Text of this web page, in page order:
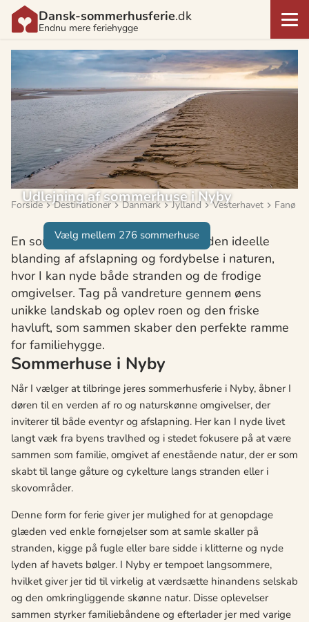
Dansk-sommerhusferie.dk
Endnu mere feriehygge
Udlejning af sommerhuse i Nyby
Vælg mellem 276 sommerhuse
Forside Destinationer Danmark Jylland Vesterhavet Fanø
En sommerhusferie i Nyby tilbyder den ideelle
blanding af afslapning og fordybelse i naturen,
hvor I kan nyde både stranden og de frodige
omgivelser. Tag på vandreture gennem øens
unikke landskab og oplev roen og den friske
havluft, som sammen skaber den perfekte ramme
for familiehygge.
Sommerhuse i Nyby
Når I vælger at tilbringe jeres sommerhusferie i Nyby, åbner I
døren til en verden af ro og naturskønne omgivelser, der
inviterer til både eventyr og afslapning. Her kan I nyde livet
langt væk fra byens travlhed og i stedet fokusere på at være
sammen som familie, omgivet af enestående natur, der er som
skabt til lange gåture og cykelture langs stranden eller i
skovområder.
Denne form for ferie giver jer mulighed for at genopdage
glæden ved enkle fornøjelser som at samle skaller på
stranden, kigge på fugle eller bare sidde i klitterne og nyde
lyden af havets bølger. I Nyby er tempoet langsommere,
hvilket giver jer tid til virkelig at værdsætte hinandens selskab
og den omkringliggende skønne natur. Disse oplevelser
sammen styrker familiebåndene og efterlader jer med varige